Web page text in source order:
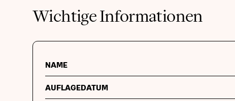
Wichtige Informationen
NAME
AUFLAGEDATUM